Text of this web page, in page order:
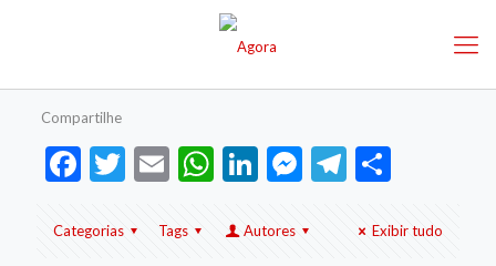
Compartilhe
Facebook
Twitter
EmailWhatsApp
LinkedIn
Messenger
Telegram
Share
Categorias Tags Autores Exibir tudo